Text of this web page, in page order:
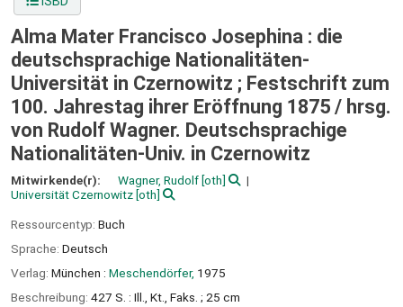
Alma Mater Francisco Josephina : die
deutschsprachige Nationalitäten-
Universität in Czernowitz ; Festschrift zum
100. Jahrestag ihrer Eröffnung 1875 / hrsg.
von Rudolf Wagner. Deutschsprachige
Nationalitäten-Univ. in Czernowitz
Mitwirkende(r): Wagner, Rudolf [oth]
Universität Czernowitz [oth]
Ressourcentyp: Buch
Sprache: Deutsch
Verlag: München : Meschendörfer, 1975
Beschreibung: 427 S. : Ill., Kt., Faks. ; 25 cm